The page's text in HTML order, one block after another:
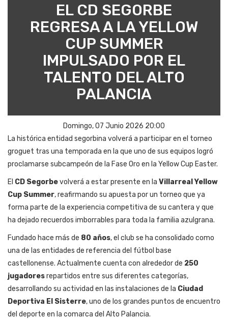
EL CD SEGORBE
REGRESA A LA YELLOW
CUP SUMMER
IMPULSADO POR EL
TALENTO DEL ALTO
PALANCIA
Domingo, 07 Junio 2026 20:00
La histórica entidad segorbina volverá a participar en el torneo
groguet tras una temporada en la que uno de sus equipos logró
proclamarse subcampeón de la Fase Oro en la Yellow Cup Easter.
El CD Segorbevolverá a estar presente en la Villarreal Yellow
Cup Summer, reafirmando su apuesta por un torneo que ya
forma parte de la experiencia competitiva de su cantera y que
ha dejado recuerdos imborrables para toda la familia azulgrana.
Fundado hace más de 80 años, el club se ha consolidado como
una de las entidades de referencia del fútbol base
castellonense. Actualmente cuenta con alrededor de 250
jugadoresrepartidos entre sus diferentes categorías,
desarrollando su actividad en las instalaciones de la Ciudad
Deportiva El Sisterre, uno de los grandes puntos de encuentro
del deporte en la comarca del Alto Palancia.